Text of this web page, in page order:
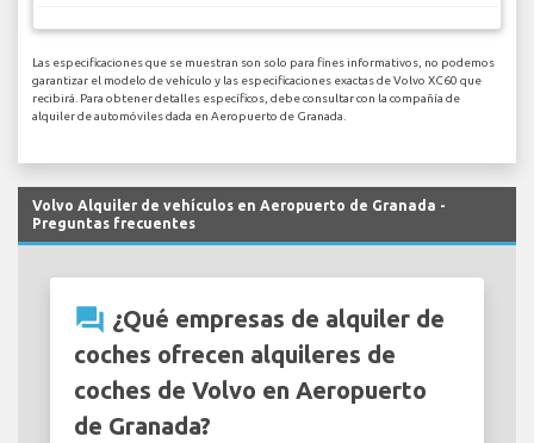
Las especificaciones que se muestran son solo para fines informativos, no podemos
garantizar el modelo de vehículo y las especificaciones exactas de Volvo XC60 que
recibirá. Para obtener detalles específicos, debe consultar con la compañía de
alquiler de automóviles dada en Aeropuerto de Granada.
Volvo Alquiler de vehículos en Aeropuerto de Granada -
Preguntas frecuentes
question_answer ¿Qué empresas de alquiler de
coches ofrecen alquileres de
coches de Volvo en Aeropuerto
de Granada?